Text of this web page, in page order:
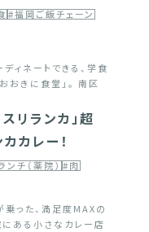
#福岡ご飯チェーン
ィネートできる、学食
おきに食堂」。 南区
スリランカ」超
カレー！
ンチ（薬院）#肉
った、満足度MAXの
にある小さなカレー店